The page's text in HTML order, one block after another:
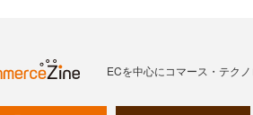
ECを中心にコマース・テク